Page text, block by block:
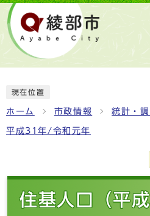
現在位置
ホーム 市政情報 統計・
平成31年/令和元年
住基人口（平